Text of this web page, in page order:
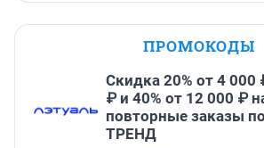
ПРОМОКОДЫ
Скидка 20% от 4 000
₽ и 40% от 12 000 ₽
повторные заказы
ТРЕНД